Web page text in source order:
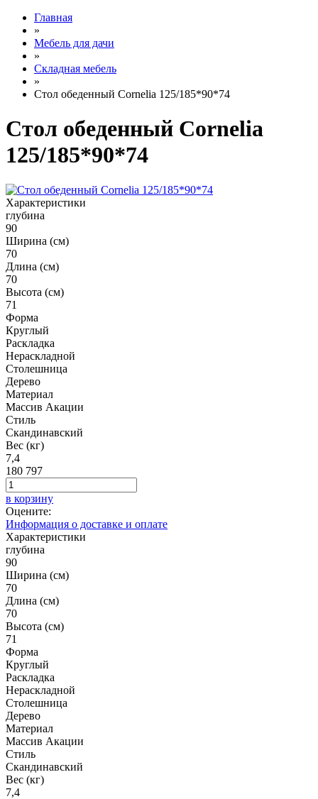
Главная
»
Мебель для дачи
»
Складная мебель
»
Стол обеденный Cornelia 125/185*90*74
Стол обеденный Cornelia
125/185*90*74
Характеристики
глубина
90
Ширина (см)
70
Длина (см)
70
Высота (см)
71
Форма
Круглый
Раскладка
Нераскладной
Столешница
Дерево
Материал
Массив Акации
Стиль
Скандинавский
Вес (кг)
7,4
180 797
в корзину
Оцените:
Информация о доставке и оплате
Характеристики
глубина
90
Ширина (см)
70
Длина (см)
70
Высота (см)
71
Форма
Круглый
Раскладка
Нераскладной
Столешница
Дерево
Материал
Массив Акации
Стиль
Скандинавский
Вес (кг)
7,4